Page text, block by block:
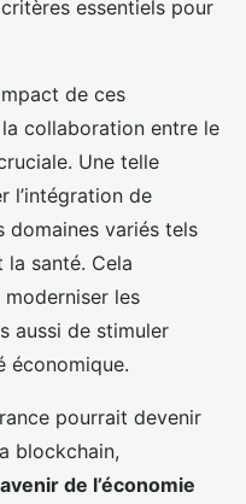
essentiels pour
de ces
la collaboration entre le
Une telle
l’intégration de
domaines variés tels
santé. Cela
les
aussi de stimuler
économique.
pourrait devenir
blockchain,
avenir de l’économie